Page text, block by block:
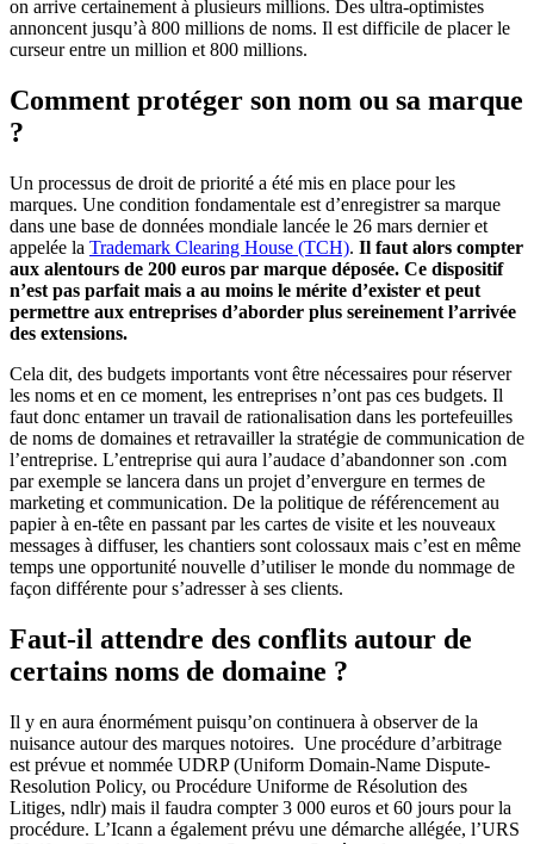
on arrive certainement à plusieurs millions. Des ultra-optimistes
annoncent jusqu’à 800 millions de noms. Il est difficile de placer le
curseur entre un million et 800 millions.
Comment protéger son nom ou sa marque
?
Un processus de droit de priorité a été mis en place pour les
marques. Une condition fondamentale est d’enregistrer sa marque
dans une base de données mondiale lancée le 26 mars dernier et
appelée la Trademark Clearing House (TCH). Il faut alors compter
aux alentours de 200 euros par marque déposée. Ce dispositif
n’est pas parfait mais a au moins le mérite d’exister et peut
permettre aux entreprises d’aborder plus sereinement l’arrivée
des extensions.
Cela dit, des budgets importants vont être nécessaires pour réserver
les noms et en ce moment, les entreprises n’ont pas ces budgets. Il
faut donc entamer un travail de rationalisation dans les portefeuilles
de noms de domaines et retravailler la stratégie de communication de
l’entreprise. L’entreprise qui aura l’audace d’abandonner son .com
par exemple se lancera dans un projet d’envergure en termes de
marketing et communication. De la politique de référencement au
papier à en-tête en passant par les cartes de visite et les nouveaux
messages à diffuser, les chantiers sont colossaux mais c’est en même
temps une opportunité nouvelle d’utiliser le monde du nommage de
façon différente pour s’adresser à ses clients.
Faut-il attendre des conflits autour de
certains noms de domaine ?
Il y en aura énormément puisqu’on continuera à observer de la
nuisance autour des marques notoires. Une procédure d’arbitrage
est prévue et nommée UDRP (Uniform Domain-Name Dispute-
Resolution Policy, ou Procédure Uniforme de Résolution des
Litiges, ndlr) mais il faudra compter 3 000 euros et 60 jours pour la
procédure. L’Icann a également prévu une démarche allégée, l’URS